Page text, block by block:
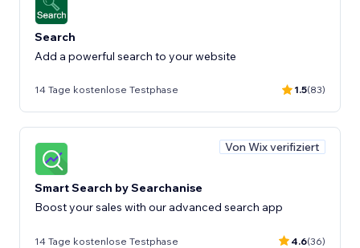
Search
Add a powerful search to your website
14 Tage kostenlose Testphase 1.5(83)
Von Wix verifiziert
Smart Search by Searchanise
Boost your sales with our advanced search app
14 Tage kostenlose Testphase 4.6(36)